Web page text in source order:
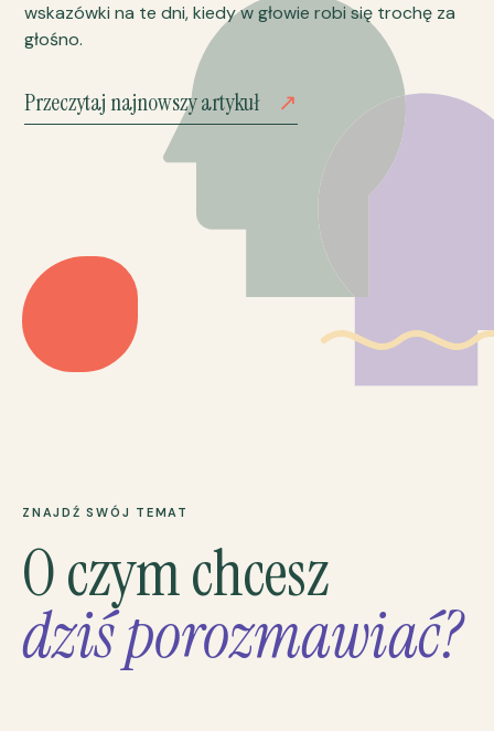
wskazówki na te dni, kiedy w głowie robi się trochę za
głośno.
Przeczytaj najnowszy artykuł ↗
ZNAJDŹ SWÓJ TEMAT
O czym chcesz
dziś porozmawiać?